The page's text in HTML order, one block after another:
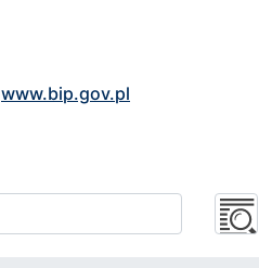
www.bip.gov.pl